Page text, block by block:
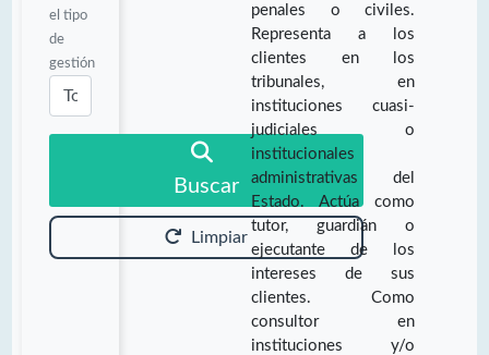
el tipo
de
gestión
Buscar
Limpiar
penales o civiles.
Representa a los
clientes en los
tribunales, en
instituciones cuasi-
judiciales o
institucionales
administrativas del
Estado. Actúa como
tutor, guardián o
ejecutante de los
intereses de sus
clientes. Como
consultor en
instituciones y/o